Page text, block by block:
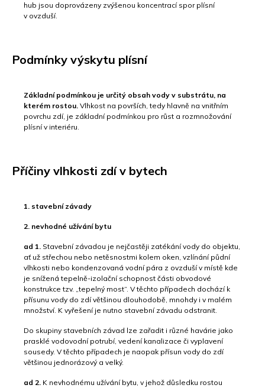
hub jsou doprovázeny zvýšenou koncentrací spor plísní
v ovzduší.
Podmínky výskytu plísní
Základní podmínkou je určitý obsah vody v substrátu, na
kterém rostou. Vlhkost na površích, tedy hlavně na vnitřním
povrchu zdí, je základní podmínkou pro růst a rozmnožování
plísní v interiéru.
Příčiny vlhkosti zdí v bytech
1. stavební závady
2. nevhodné užívání bytu
ad 1. Stavební závadou je nejčastěji zatékání vody do objektu,
ať už střechou nebo netěsnostmi kolem oken, vzlínání půdní
vlhkosti nebo kondenzovaná vodní pára z ovzduší v místě kde
je snížená tepelně-izolační schopnost části obvodové
konstrukce tzv. „tepelný most“. V těchto případech dochází k
přísunu vody do zdí většinou dlouhodobě, mnohdy i v malém
množství. K vyřešení je nutno stavební závadu odstranit.
Do skupiny stavebních závad lze zařadit i různé havárie jako
prasklé vodovodní potrubí, vedení kanalizace či vyplavení
sousedy. V těchto případech je naopak přísun vody do zdí
většinou jednorázový a velký.
ad 2. K nevhodnému užívání bytu, v jehož důsledku rostou